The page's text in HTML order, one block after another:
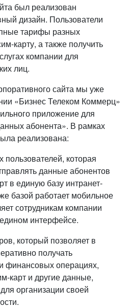
был реализован
дизайн. Пользователи
тарифы разных
карту, а также получить
компании для
лиц.
сайта мы уже
«Бизнес Телеком Коммерц»
приложение для
абонента». В рамках
реализована:
которая
данные абонентов
в единую базу интранет-
базой работает мобильное
сотрудникам компании
интерфейсе.
который позволяет в
получать
финансовых операциях,
карт и другие данные,
организации своей